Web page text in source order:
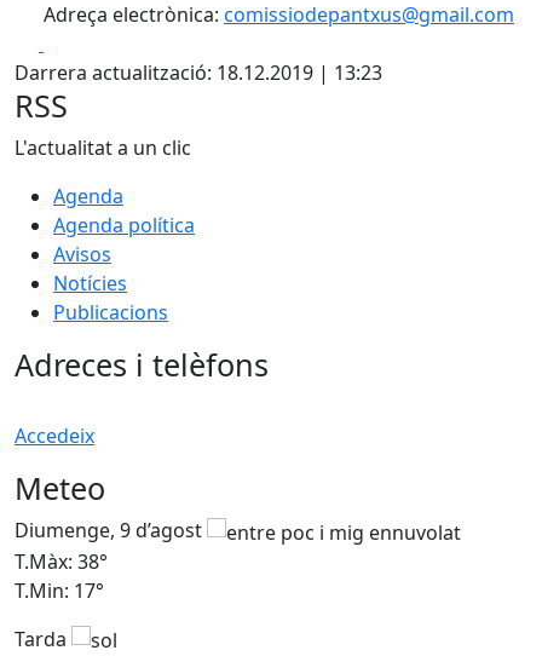
Adreça electrònica: comissiodepantxus@gmail.com
Darrera actualització: 18.12.2019 | 13:23
RSS
L'actualitat a un clic
Agenda
Agenda política
Avisos
Notícies
Publicacions
Adreces i telèfons
Accedeix
Meteo
Diumenge, 9 d’agost
T.Màx: 38°
T.Min: 17°
Tarda